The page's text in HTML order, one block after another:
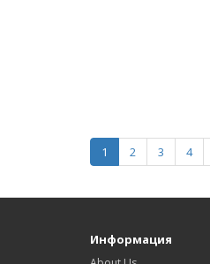
1 2 3 4
Информация